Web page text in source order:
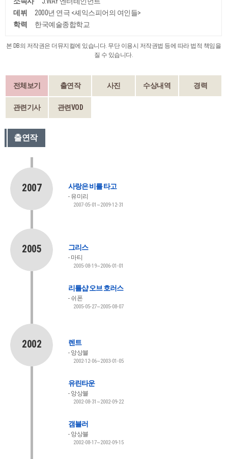
데뷔
2000년 연극 <셰익스피어의 여인들>
학력
한국예술종합학교
본 DB의 저작권은 더뮤지컬에 있습니다. 무단 이용시 저작권법 등에 따라 법적 책임을
질 수 있습니다.
전체보기 출연작 사진 수상내역 경력
관련기사 관련VOD
출연작
2007 사랑은 비를 타고
유미리
2007-05-01~2009-12-31
2005 그리스
마티
2005-08-19~2006-01-01
리틀샵 오브 호러스
쉬폰
2005-05-27~2005-08-07
2002 렌트
앙상블
2002-12-06~2003-01-05
유린타운
앙상블
2002-08-31~2002-09-22
갬블러
앙상블
2002-08-17~2002-09-15